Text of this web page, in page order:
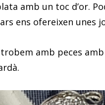
amb un toc d’or.
ens ofereixen
trobem amb peces